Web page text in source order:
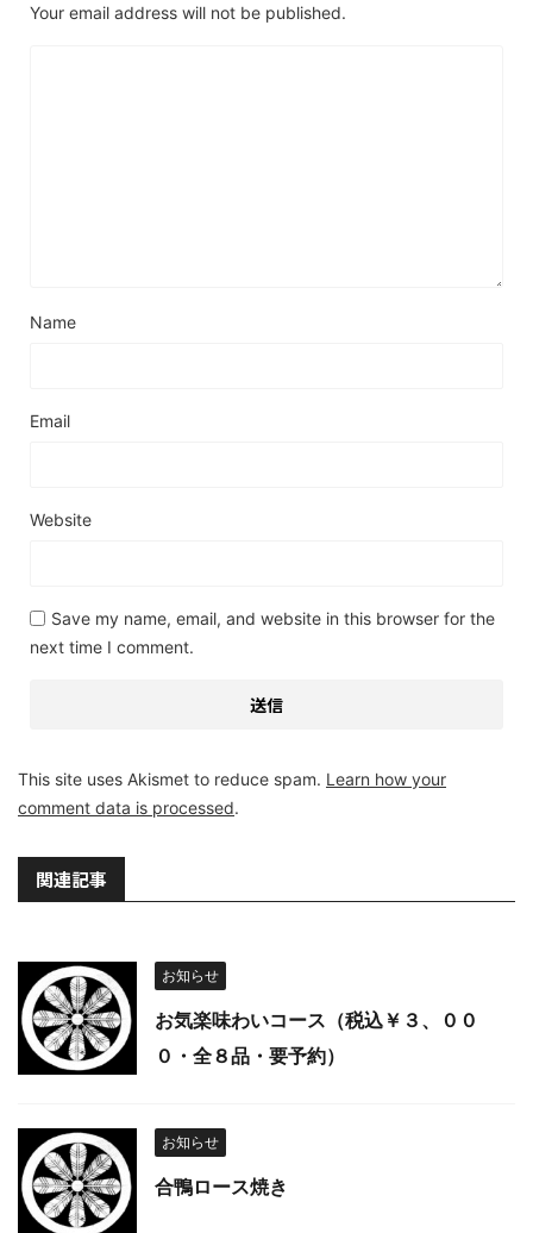
Your email address will not be published.
Name
Email
Website
Save my name, email, and website in this browser for the
next time I comment.
This site uses Akismet to reduce spam. Learn how your
comment data is processed.
関連記事
お知らせ
お気楽味わいコース（税込￥３、００
０・全８品・要予約）
お知らせ
合鴨ロース焼き